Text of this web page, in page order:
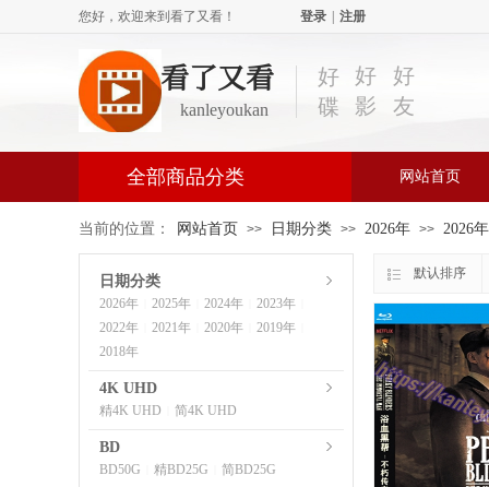
您好，欢迎来到看了又看！ 登录 注册
好
碟
好
影
好
友
看了又看
kanleyoukan
全部商品分类 网站首页
当前的位置： 网站首页 >> 日期分类 >> 2026年 >> 2026
默认排序
日期分类
2026年 2025年 2024年 2023年
2022年 2021年 2020年 2019年
2018年
4K UHD
精4K UHD 简4K UHD
BD
BD50G 精BD25G 简BD25G